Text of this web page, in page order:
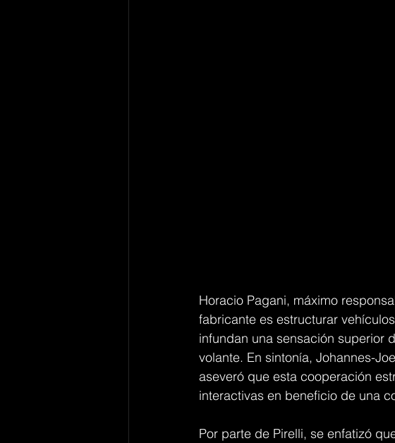
Horacio Pagani, máximo
fabricante es estructurar
infundan una sensación superior
volante. En sintonía, Johannes-
aseveró que esta cooperación
interactivas en beneficio de una
Por parte de Pirelli, se enfatizó